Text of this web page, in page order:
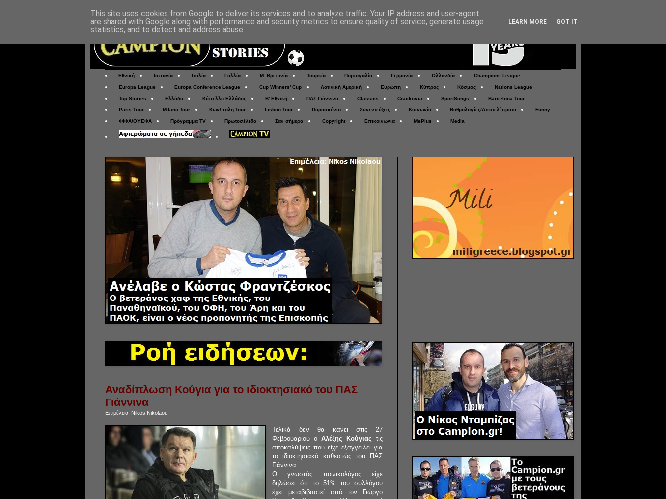
Εθνική Ισπανία Ιταλία Γαλλία Μ. Βρετανία Τουρκία Πορτογαλία Γερμανία Ολλανδία Champions League
Europa League Europa Conference League Cup Winners' Cup Λατινική Αμερική Ευρώπη Κύπρος Κόσμος Nations League
Top Stories Ελλάδα Κύπελλο Ελλάδος Β' Εθνική ΠΑΣ Γιάννινα Classics Crackovia SportSongs Barcelona Tour
Paris Tour Milano Tour Κων/πολη Tour Lisbon Tour Παρασκήνιο Συνεντεύξεις Κοινωνία Βαθμολογίες/Αποτελέσματα Funny
ΦΙΦΑ/ΟΥΕΦΑ Πρόγραμμα TV Πρωτοσέλιδα Σαν σήμερα Copyright Επικοινωνία MePlus Media
Αναδίπλωση Κούγια για το ιδιοκτησιακό του ΠΑΣ
Γιάννινα
Επιμέλεια: Nikos Nikolaou
Τελικά δεν θα κάνει στις 27
Φεβρουαρίου οΑλέξης Κούγιας τις
αποκαλύψεις που είχε εξαγγείλει για
το ιδιοκτησιακό καθεστώς του ΠΑΣ
Γιάννινα.
Ο γνωστός ποινικολόγος είχε
δηλώσει ότι το 51% του συλλόγου
έχει μεταβιβαστεί από τον Γιώργο
This site uses cookies from Google to deliver its services and to analyze traffic. Your IP address and user-agent
are shared with Google along with performance and security metrics to ensure quality of service, generate usage
statistics, and to detect and address abuse.
LEARN MORE GOT IT